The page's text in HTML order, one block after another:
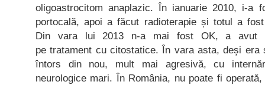
oligoastrocitom anaplazic. În ianuarie 2010, i-a
portocală, apoi a făcut radioterapie și totul a
Din vara lui 2013 n-a mai fost OK, a avut
pe tratament cu citostatice. În vara asta, deși era
întors din nou, mult mai agresivă, cu
neurologice mari. În România, nu poate fi